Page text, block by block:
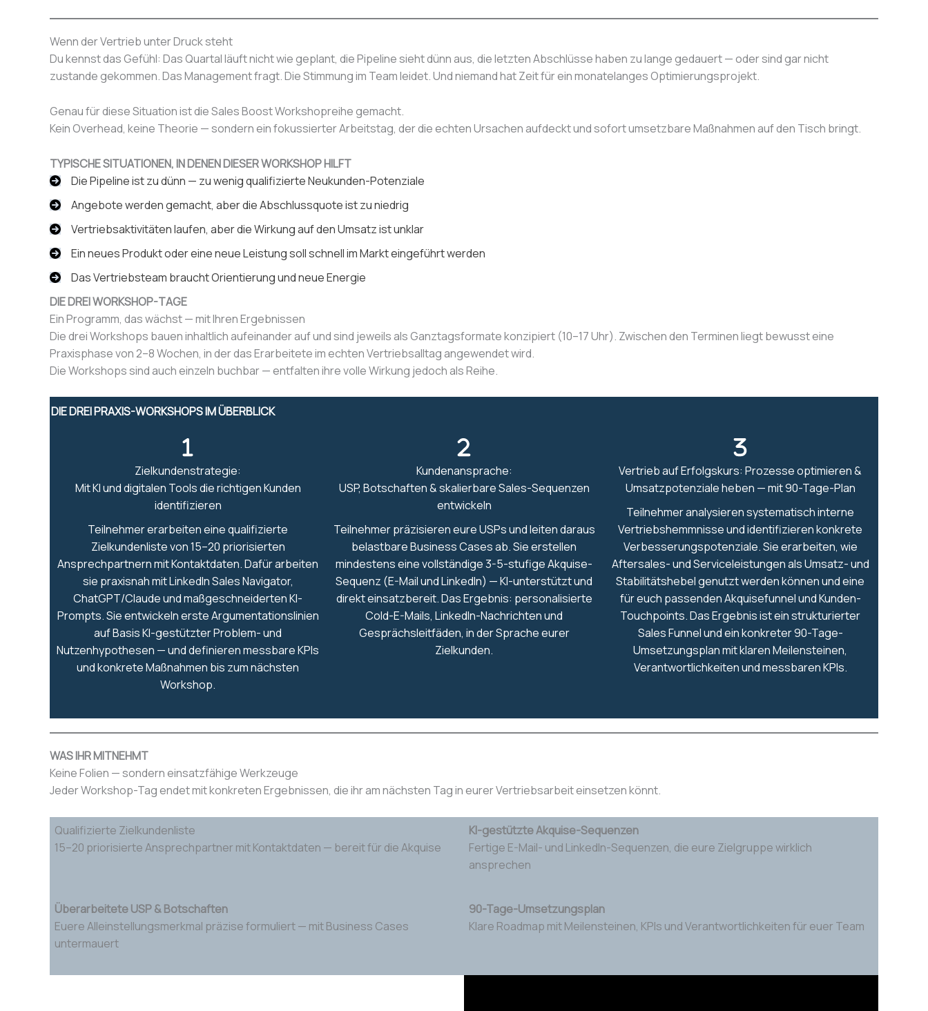
Wenn der Vertrieb unter Druck steht
Du kennst das Gefühl: Das Quartal läuft nicht wie geplant, die Pipeline sieht dünn aus, die letzten Abschlüsse haben zu lange gedauert — oder sind gar nicht
zustande gekommen. Das Management fragt. Die Stimmung im Team leidet. Und niemand hat Zeit für ein monatelanges Optimierungsprojekt.
Genau für diese Situation ist die Sales Boost Workshopreihe gemacht.
Kein Overhead, keine Theorie — sondern ein fokussierter Arbeitstag, der die echten Ursachen aufdeckt und sofort umsetzbare Maßnahmen auf den Tisch bringt.
TYPISCHE SITUATIONEN, IN DENEN DIESER WORKSHOP HILFT
Die Pipeline ist zu dünn — zu wenig qualifizierte Neukunden-Potenziale
Angebote werden gemacht, aber die Abschlussquote ist zu niedrig
Vertriebsaktivitäten laufen, aber die Wirkung auf den Umsatz ist unklar
Ein neues Produkt oder eine neue Leistung soll schnell im Markt eingeführt werden
Das Vertriebsteam braucht Orientierung und neue Energie
DIE DREI WORKSHOP-TAGE
Ein Programm, das wächst — mit Ihren Ergebnissen
Die drei Workshops bauen inhaltlich aufeinander auf und sind jeweils als Ganztagsformate konzipiert (10–17 Uhr). Zwischen den Terminen liegt bewusst eine
Praxisphase von 2–8 Wochen, in der das Erarbeitete im echten Vertriebsalltag angewendet wird.
Die Workshops sind auch einzeln buchbar — entfalten ihre volle Wirkung jedoch als Reihe.
DIE DREI PRAXIS-WORKSHOPS IM ÜBERBLICK
Zielkundenstrategie:
Mit KI und digitalen Tools die richtigen Kunden
identifizieren
Teilnehmer erarbeiten eine qualifizierte
Zielkundenliste von 15–20 priorisierten
Ansprechpartnern mit Kontaktdaten. Dafür arbeiten
sie praxisnah mit LinkedIn Sales Navigator,
ChatGPT/Claude und maßgeschneiderten KI-
Prompts. Sie entwickeln erste Argumentationslinien
auf Basis KI-gestützter Problem- und
Nutzenhypothesen — und definieren messbare KPIs
und konkrete Maßnahmen bis zum nächsten
Workshop.
Kundenansprache:
USP, Botschaften & skalierbare Sales-Sequenzen
entwickeln
Teilnehmer präzisieren eure USPs und leiten daraus
belastbare Business Cases ab. Sie erstellen
mindestens eine vollständige 3-5-stufige Akquise-
Sequenz (E-Mail und LinkedIn) — KI-unterstützt und
direkt einsatzbereit. Das Ergebnis: personalisierte
Cold-E-Mails, LinkedIn-Nachrichten und
Gesprächsleitfäden, in der Sprache eurer
Zielkunden.
Vertrieb auf Erfolgskurs: Prozesse optimieren &
Umsatzpotenziale heben — mit 90-Tage-Plan
Teilnehmer analysieren systematisch interne
Vertriebshemmnisse und identifizieren konkrete
Verbesserungspotenziale. Sie erarbeiten, wie
Aftersales- und Serviceleistungen als Umsatz- und
Stabilitätshebel genutzt werden können und eine
für euch passenden Akquisefunnel und Kunden-
Touchpoints. Das Ergebnis ist ein strukturierter
Sales Funnel und ein konkreter 90-Tage-
Umsetzungsplan mit klaren Meilensteinen,
Verantwortlichkeiten und messbaren KPIs.
WAS IHR MITNEHMT
Keine Folien — sondern einsatzfähige Werkzeuge
Jeder Workshop-Tag endet mit konkreten Ergebnissen, die ihr am nächsten Tag in eurer Vertriebsarbeit einsetzen könnt.
Qualifizierte Zielkundenliste
15–20 priorisierte Ansprechpartner mit Kontaktdaten — bereit für die Akquise
KI-gestützte Akquise-Sequenzen
Fertige E-Mail- und LinkedIn-Sequenzen, die eure Zielgruppe wirklich
ansprechen
Überarbeitete USP & Botschaften
Euere Alleinstellungsmerkmal präzise formuliert — mit Business Cases
untermauert
90-Tage-Umsetzungsplan
Klare Roadmap mit Meilensteinen, KPIs und Verantwortlichkeiten für euer Team